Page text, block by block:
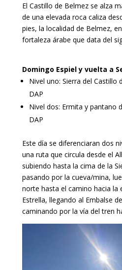
El Castillo de Belmez se alza
de una elevada roca caliza
pies, la localidad de Belmez,
fortaleza árabe que data del
Domingo Espiel y vuelta a
Nivel uno: Sierra del Castillo
DAP
Nivel dos: Ermita y pantano
DAP
Este día se diferenciaran dos
una ruta que circula desde el
subiendo hasta la cima de la
pasando por la cueva/mina,
norte hasta el camino hacia la
Estrella, llegando al Embalse
caminando por la vía del tren